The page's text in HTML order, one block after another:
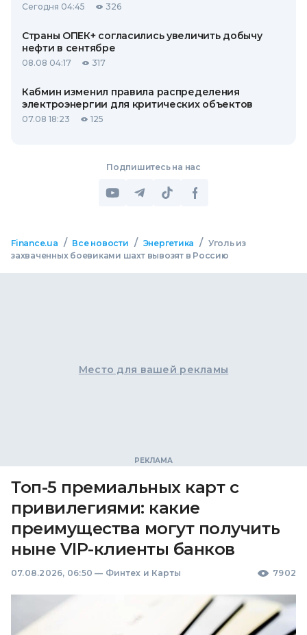
Сегодня 04:45 326
Страны ОПЕК+ согласились увеличить добычу
нефти в сентябре
08.08 04:17 317
Кабмин изменил правила распределения
электроэнергии для критических объектов
07.08 18:23 125
Подпишитесь на нас
Finance.ua / Все новости / Энергетика / Уголь из
захваченных боевиками шахт вывозят в Россию
Место для вашей рекламы
Топ-5 премиальных карт с
привилегиями: какие
преимущества могут получить
ныне VIP-клиенты банков
07.08.2026, 06:50 — Финтех и Карты 7902